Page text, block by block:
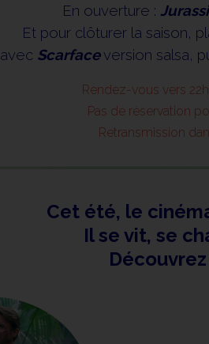
En ouverture :
Et pour clôturer la saison,
avec Scarfaceversion salsa,
Rendez-vous vers
Pas de réservation
Retransmission
Cet été, le
Il se vit, se